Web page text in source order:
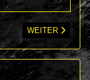
NÄCHSTER
WEITER